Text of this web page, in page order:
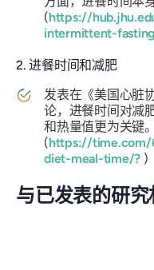
(https://
intermittent-
2. 进餐时间和减肥
发表在《美国心脏
论，进餐时间对减
和热量值更为关键。
(https://
diet-meal-time/? )
与已发表的研究